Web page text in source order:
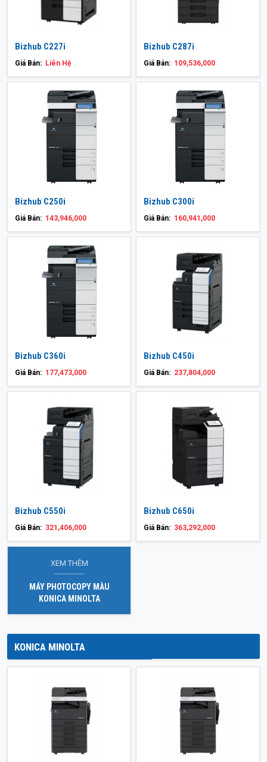
Bizhub C227i
Giá Bán: Liên Hệ
Bizhub C287i
Giá Bán: 109,536,000
Bizhub C250i
Giá Bán: 143,946,000
Bizhub C300i
Giá Bán: 160,941,000
Bizhub C360i
Giá Bán: 177,473,000
Bizhub C450i
Giá Bán: 237,804,000
Bizhub C550i
Giá Bán: 321,406,000
Bizhub C650i
Giá Bán: 363,292,000
XEM THÊM
MÁY PHOTOCOPY MÀU
KONICA MINOLTA
KONICA MINOLTA